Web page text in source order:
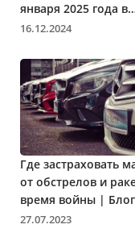
января 2025 года в
Украине: все, что
16.12.2024
Где застраховать
от обстрелов и
время войны | Блог
Parasol.ua
27.07.2023